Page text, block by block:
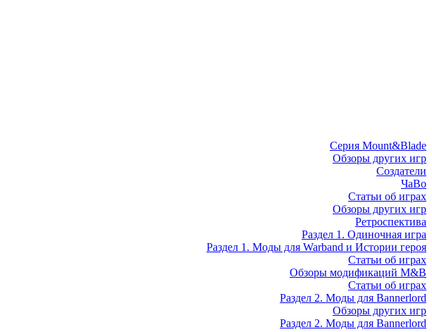
Серия Mount&Blade
Обзоры других игр
Создатели
ЧаВо
Статьи об играх
Обзоры других игр
Ретроспектива
Раздел 1. Одиночная игра
Раздел 1. Моды для Warband и Истории героя
Статьи об играх
Обзоры модификаций M&B
Статьи об играх
Раздел 2. Моды для Bannerlord
Обзоры других игр
Раздел 2. Моды для Bannerlord